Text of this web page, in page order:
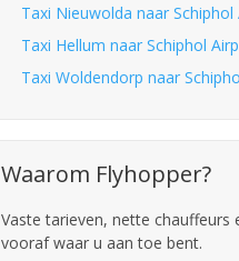
Taxi Nieuwolda naar
Taxi Hellum naar Schiphol
Taxi Woldendorp naar
Waarom Flyhopper?
Vaste tarieven, nette chauffeurs
vooraf waar u aan toe bent.